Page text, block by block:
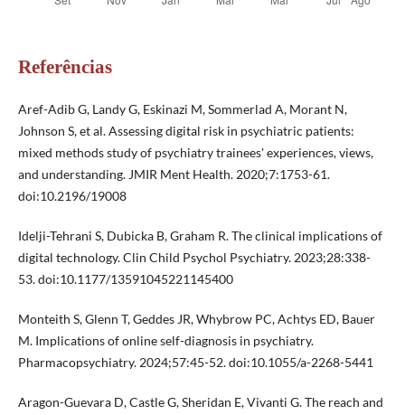
Referências
Aref-Adib G, Landy G, Eskinazi M, Sommerlad A, Morant N,
Johnson S, et al. Assessing digital risk in psychiatric patients:
mixed methods study of psychiatry trainees' experiences, views,
and understanding. JMIR Ment Health. 2020;7:1753-61.
doi:10.2196/19008
Idelji-Tehrani S, Dubicka B, Graham R. The clinical implications of
digital technology. Clin Child Psychol Psychiatry. 2023;28:338-
53. doi:10.1177/13591045221145400
Monteith S, Glenn T, Geddes JR, Whybrow PC, Achtys ED, Bauer
M. Implications of online self-diagnosis in psychiatry.
Pharmacopsychiatry. 2024;57:45-52. doi:10.1055/a-2268-5441
Aragon-Guevara D, Castle G, Sheridan E, Vivanti G. The reach and